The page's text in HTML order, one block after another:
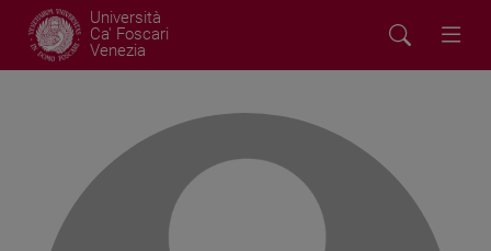
Università
Ca' Foscari
Venezia